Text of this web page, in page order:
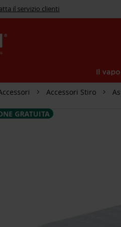
il servizio clienti
Il
Accessori Stiro
GRATUITA